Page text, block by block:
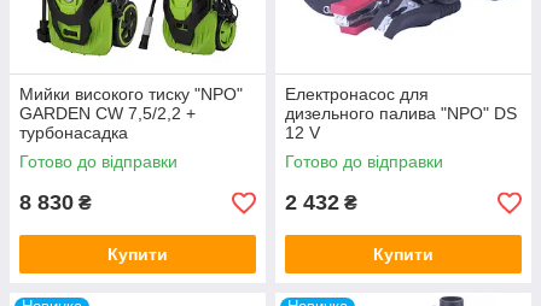
Ознайомитися з асортиментом
МИЮЧІ І Т. Д.
Мийки високого тиску "NPO"
GARDEN CW 7,5/2,2 +
турбонасадка
Готово до відправки
8 830 ₴
Купити
Електронасос для
дизельного палива "NPO" DS
12 V
Готово до відправки
2 432 ₴
Купити